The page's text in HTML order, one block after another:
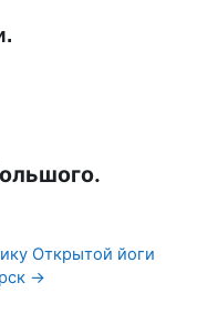
Открытой йоги
→